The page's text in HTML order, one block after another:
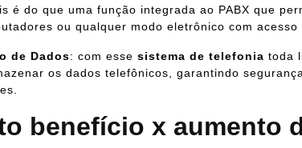
é do que uma função integrada ao PABX que
ou qualquer modo eletrônico com acesso
de Dados: com esse sistema de telefonia toda
os dados telefônicos, garantindo
benefício x aumento